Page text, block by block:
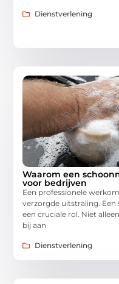
Dienstverlening
Waarom een
voor bedrijven
Een professionele
verzorgde uitstraling.
een cruciale rol. Niet
bij aan
Dienstverlening